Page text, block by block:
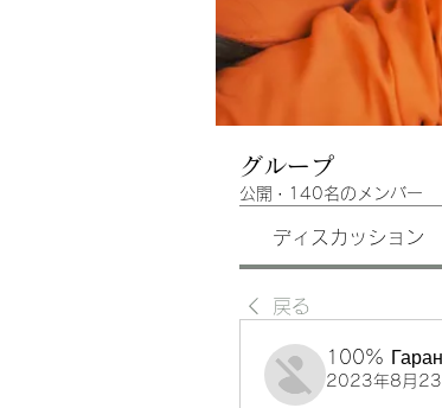
グループ
公開 · 140名のメンバー
ディスカッション
戻る
100%
2023年8月23